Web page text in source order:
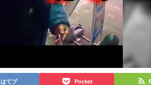
はてブ Pocket